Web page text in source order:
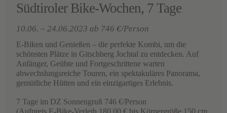
Südtiroler Bike-Wochen, 7 Tage
10.06. – 24.06.2023 ab 746 €/Person
E-Biken und Genießen – die perfekte Kombi, um die
schönsten Plätze in Gitschberg Jochtal zu entdecken. Auf
Anfänger, Geübte und Fortgeschrittene warten
abwechslungsreiche Touren, ein spektakuläres Panorama,
gemütliche Hütten und ein einzigartiges Erlebnis.
7 Tage im DZ Sonnengruß 746 €/Person
(Aufpreis E-Bike-Verleih 180,00 € bis Körpergröße 150 cm,